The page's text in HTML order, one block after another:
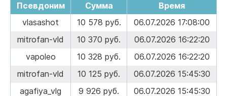
Псевдоним Сумма
Время
vlasashot
10 578 руб.
06.07.2026 17:08:00
mitrofan-vld
10 370 руб.
06.07.2026 16:22:20
vapoleo
10 328 руб.
06.07.2026 16:22:20
mitrofan-vld
10 125 руб.
06.07.2026 15:45:30
agafiya_vlg
9 926 руб.
06.07.2026 15:45:30